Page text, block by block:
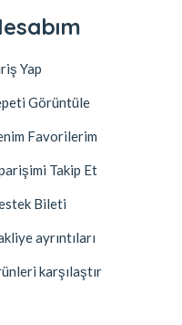
Yap
Görüntüle
Favorilerim
Takip Et
Bileti
ayrıntıları
karşılaştır